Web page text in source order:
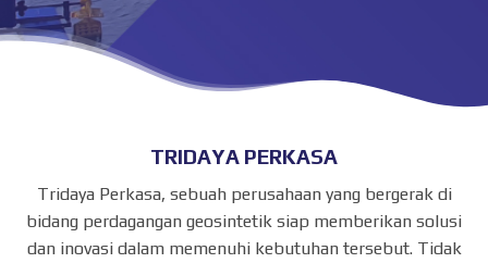
TRIDAYA PERKASA
Tridaya Perkasa, sebuah perusahaan yang bergerak di
bidang perdagangan geosintetik siap memberikan solusi
dan inovasi dalam memenuhi kebutuhan tersebut. Tidak